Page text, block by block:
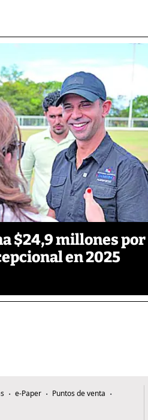
$24,9 millones por
en 2025
e-Paper
Puntos de venta